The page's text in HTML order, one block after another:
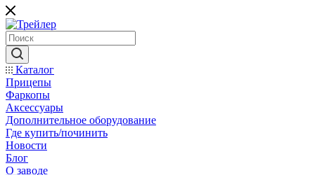
Каталог
Прицепы
Фаркопы
Аксессуары
Дополнительное оборудование
Где купить/починить
Новости
Блог
О заводе